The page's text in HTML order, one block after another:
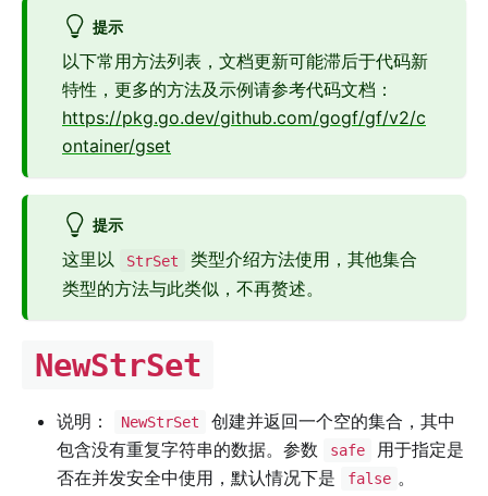
提示
以下常用方法列表，文档更新可能滞后于代码新
特性，更多的方法及示例请参考代码文档：
https://pkg.go.dev/github.com/gogf/gf/v2/c
ontainer/gset
提示
这里以 StrSet
类型介绍方法使用，其他集合
类型的方法与此类似，不再赘述。
NewStrSet
说明： NewStrSet
创建并返回一个空的集合，其中
包含没有重复字符串的数据。参数
safe
用于指定是
否在并发安全中使用，默认情况下是
false 。